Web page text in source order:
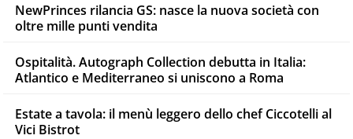
NewPrinces rilancia GS: nasce la nuova società con
oltre mille punti vendita
Ospitalità. Autograph Collection debutta in Italia:
Atlantico e Mediterraneo si uniscono a Roma
Estate a tavola: il menù leggero dello chef Ciccotelli al
Vici Bistrot